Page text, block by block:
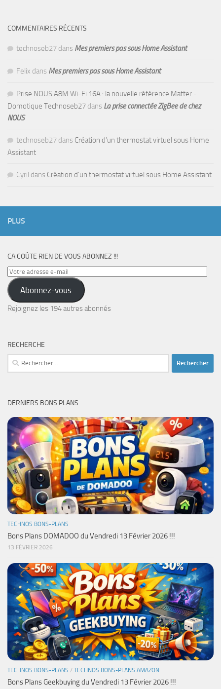
COMMENTAIRES RÉCENTS
technoseb27 dans Mes premiers pas sous Home Assistant
Felix dans Mes premiers pas sous Home Assistant
Prise NOUS A8M Wi-Fi 16A : la nouvelle référence Matter -
Domotique Technoseb27 dans La prise connectée ZigBee de chez
NOUS
technoseb27 dans Création d’un thermostat virtuel sous Home
Assistant
Cyril dans Création d’un thermostat virtuel sous Home Assistant
PLUS
CA COÛTE RIEN DE VOUS ABONNEZ !!!
Votre
adresse
e-
mail
Abonnez-vous
Rejoignez les 194 autres abonnés
RECHERCHE
Rechercher :
DERNIERS BONS PLANS
TECHNOS BONS-PLANS
Bons Plans DOMADOO du Vendredi 13 Février 2026 !!!
13 FÉVRIER 2026
TECHNOS BONS-PLANS / TECHNOS BONS-PLANS AMAZON
Bons Plans Geekbuying du Vendredi 13 Février 2026 !!!